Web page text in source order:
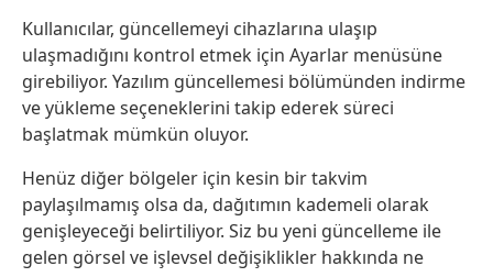
Kullanıcılar, güncellemeyi cihazlarına ulaşıp
ulaşmadığını kontrol etmek için Ayarlar menüsüne
girebiliyor. Yazılım güncellemesi bölümünden indirme
ve yükleme seçeneklerini takip ederek süreci
başlatmak mümkün oluyor.
Henüz diğer bölgeler için kesin bir takvim
paylaşılmamış olsa da, dağıtımın kademeli olarak
genişleyeceği belirtiliyor. Siz bu yeni güncelleme ile
gelen görsel ve işlevsel değişiklikler hakkında ne